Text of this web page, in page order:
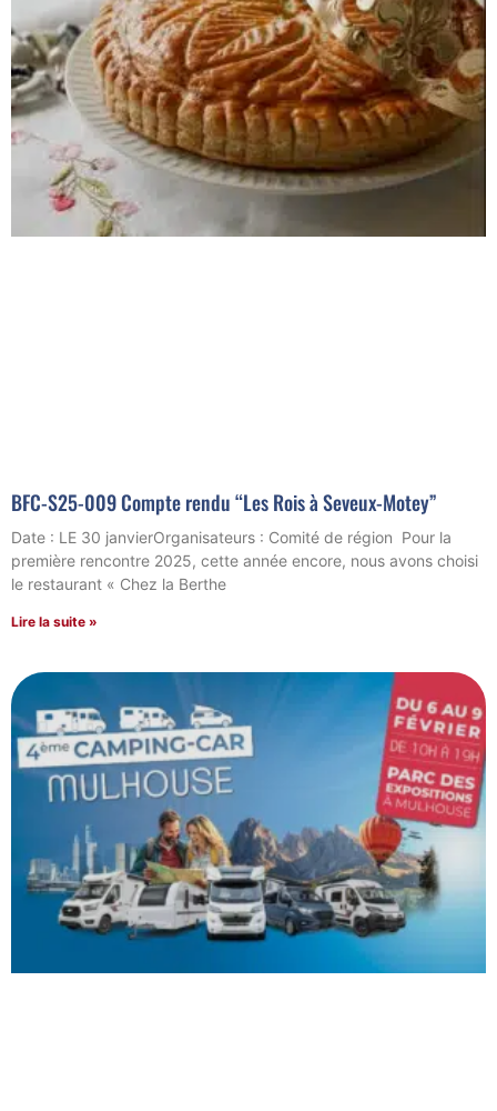
BFC-S25-009 Compte rendu “Les Rois à Seveux-Motey”
Date : LE 30 janvierOrganisateurs : Comité de région Pour la
première rencontre 2025, cette année encore, nous avons choisi
le restaurant « Chez la Berthe
Lire la suite »